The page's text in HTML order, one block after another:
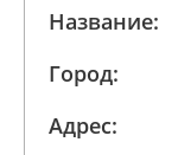
Название:
Город:
Адрес: